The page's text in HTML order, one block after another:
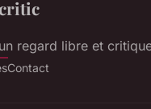
regard libre et
Contact